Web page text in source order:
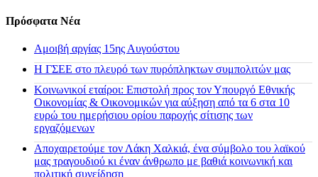
Πρόσφατα Νέα
Αμοιβή αργίας 15ης Αυγούστου
H ΓΣΕΕ στο πλευρό των πυρόπληκτων συμπολιτών μας
Κοινωνικοί εταίροι: Επιστολή προς τον Υπουργό Εθνικής
Οικονομίας & Οικονομικών για αύξηση από τα 6 στα 10
ευρώ του ημερήσιου ορίου παροχής σίτισης των
εργαζόμενων
Αποχαιρετούμε τον Λάκη Χαλκιά, ένα σύμβολο του λαϊκού
μας τραγουδιού κι έναν άνθρωπο με βαθιά κοινωνική και
πολιτική συνείδηση